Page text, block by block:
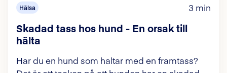
Hälsa 3 min
Skadad tass hos hund - En orsak till
hälta
Har du en hund som haltar med en framtass?